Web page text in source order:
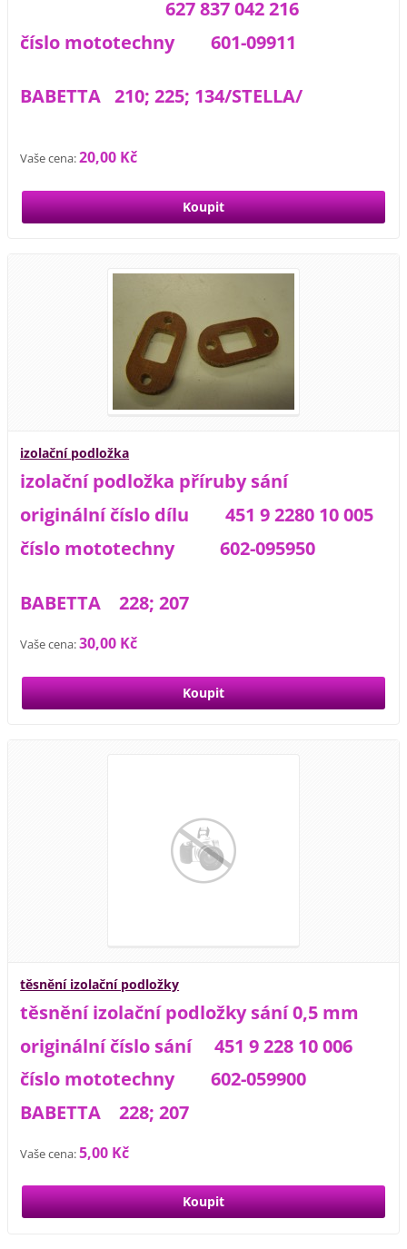
627 837 042 216
číslo mototechny 601-09911
BABETTA 210; 225; 134/STELLA/
Vaše cena:20,00 Kč
izolační podložka
izolační podložka příruby sání
originální číslo dílu 451 9 2280 10 005
číslo mototechny 602-095950
BABETTA 228; 207
Vaše cena:30,00 Kč
těsnění izolační podložky
těsnění izolační podložky sání 0,5 mm
originální číslo sání 451 9 228 10 006
číslo mototechny 602-059900
BABETTA 228; 207
Vaše cena:5,00 Kč